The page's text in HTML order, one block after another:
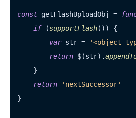
const getFlashUploadObj =
if (supportFlash()) {
var str =
'<object
return $(str).
    }
return
'nextSuccessor'
}